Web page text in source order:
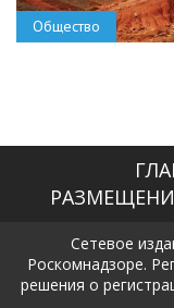
Общество
Сетевое
Роскомнадзоре.
решения о